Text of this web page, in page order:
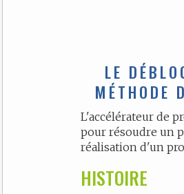
LE
MÉTHODE
L'accélérateur de
pour résoudre un
réalisation d'un
HISTOIRE